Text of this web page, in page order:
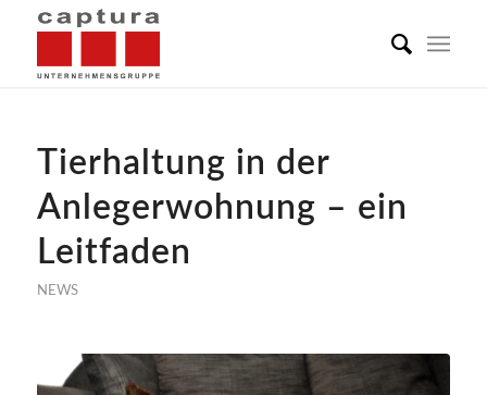
Tierhaltung in der
Anlegerwohnung – ein
Leitfaden
NEWS